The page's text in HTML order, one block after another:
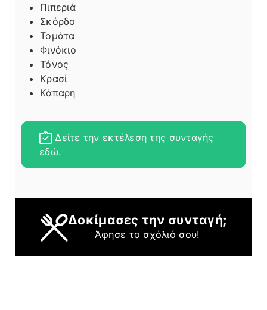
Πιπεριά
Σκόρδο
Τομάτα
Φινόκιο
Τόνος
Κρασί
Κάπαρη
Δείτε την εκτέλεση της συνταγής
εδώ.
Δοκίμασες την συνταγή;
Άφησε το σχόλιό σου!